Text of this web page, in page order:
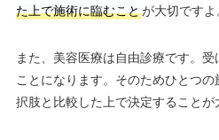
た上で施術に臨むことが大切ですよ
また、美容医療は自由診療です。
ことになります。そのためひとつ
択肢と比較した上で決定することが